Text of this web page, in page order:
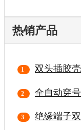
热销产品
双头插胶
全自动穿
绝缘端子